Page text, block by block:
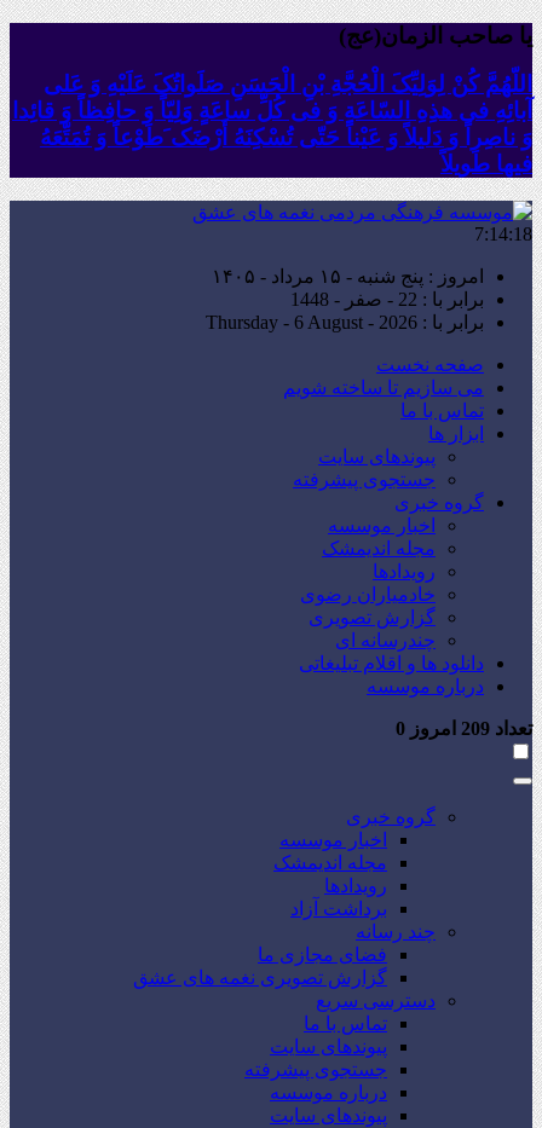
یا صاحب الزمان(عج)
اللّهُمَّ کُنْ لِوَلِیِّکَ الْحُجَّةِ بْنِ الْحَسَنِ صَلَواتُکَ عَلَیْهِ وَ عَلى
آبائِهِ فی هذِهِ السّاعَةِ وَ فی کُلِّ ساعَةٍ وَلِیّاً وَ حافِظاً وَ قائِدا
‏وَ ناصِراً وَ دَلیلاً وَ عَیْناً حَتّى تُسْکِنَهُ أَرْضَک َطَوْعاً وَ تُمَتِّعَهُ
فیها طَویلاً
7:14:20
امروز : پنج شنبه - ۱۵ مرداد - ۱۴۰۵
برابر با : 22 - صفر - 1448
برابر با : Thursday - 6 August - 2026
صفحه نخست
می سازیم تا ساخته شویم
تماس با ما
ابزار ها
پیوندهای سایت
جستجوی پیشرفته
گروه خبری
اخبار موسسه
مجله اندیمشک
رویدادها
خادمیاران رضوی
گزارش تصویری
چندرسانه ای
دانلود ها و اقلام تبلیغاتی
درباره موسسه
تعداد امروز 0
گروه خبری
اخبار موسسه
مجله اندیمشک
رویدادها
برداشت آزاد
چند رسانه
فضای مجازی ما
گزارش تصویری نغمه های عشق
دسترسی سریع
تماس با ما
پیوندهای سایت
جستجوی پیشرفته
درباره موسسه
پیوندهای سایت